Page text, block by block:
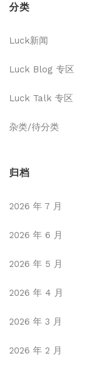
分类
Luck新闻
Luck Blog 专区
Luck Talk 专区
杂类/待分类
归档
2026 年 7 月
2026 年 6 月
2026 年 5 月
2026 年 4 月
2026 年 3 月
2026 年 2 月